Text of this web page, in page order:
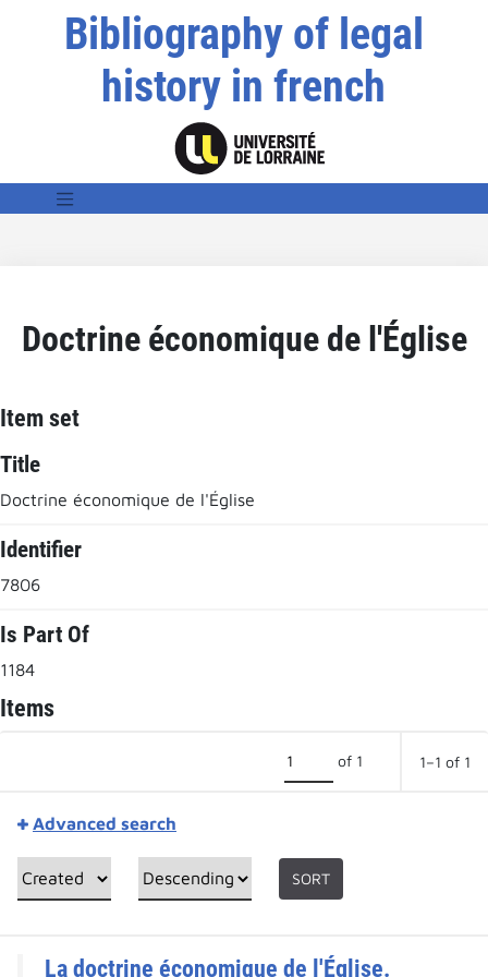
Bibliography of legal
history in french
Doctrine économique de l'Église
Item set
Title
Doctrine économique de l'Église
Identifier
7806
Is Part Of
1184
Items
of 1 1–1 of 1
Advanced search
SORT
La doctrine économique de l'Église.